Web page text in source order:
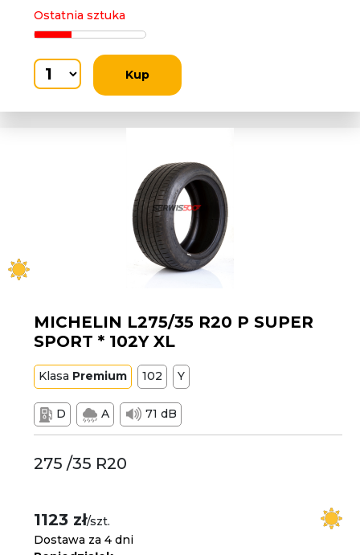
Ostatnia sztuka
Kup
MICHELIN L275/35 R20 P SUPER
SPORT * 102Y XL
Klasa Premium 102 Y
D A 71 dB
275 /35 R20
1123 zł/szt.
Dostawa za 4 dni